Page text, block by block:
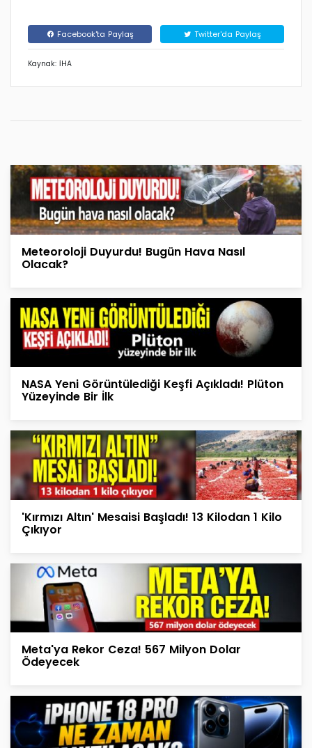
Facebook'ta Paylaş Twitter'da Paylaş
Kaynak: İHA
Meteoroloji Duyurdu! Bugün Hava Nasıl
Olacak?
NASA Yeni Görüntülediği Keşfi Açıkladı! Plüton
Yüzeyinde Bir İlk
'Kırmızı Altın' Mesaisi Başladı! 13 Kilodan 1 Kilo
Çıkıyor
Meta'ya Rekor Ceza! 567 Milyon Dolar
Ödeyecek